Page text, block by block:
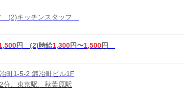
(2)キッチンスタッフ
円 (2)時給1,300円〜1,500円
町1-5-2 鍛冶町ビル1F
分、東京駅、秋葉原駅